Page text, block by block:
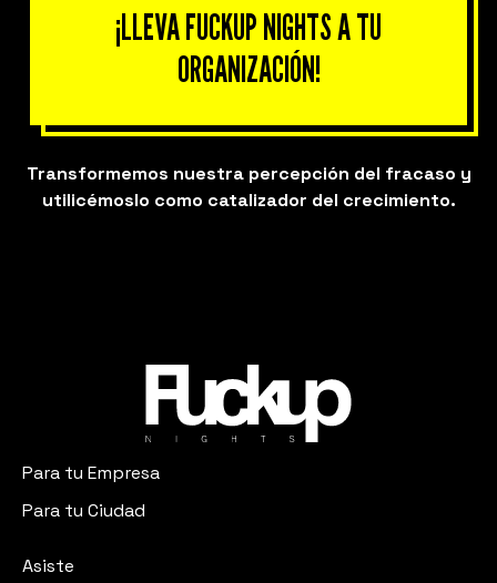
¡LLEVA FUCKUP NIGHTS A TU
ORGANIZACIÓN!
Transformemos nuestra percepción del fracaso y
utilicémoslo como catalizador del crecimiento.
Para tu Empresa
Para tu Ciudad
Asiste